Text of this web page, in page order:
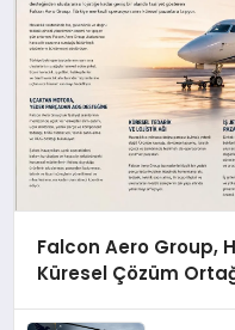
Falcon Aero Group,
Küresel Çözüm